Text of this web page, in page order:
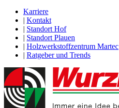
Karriere
| Kontakt
| Standort Hof
| Standort Plauen
| Holzwerkstoffzentrum Martec
| Ratgeber und Trends